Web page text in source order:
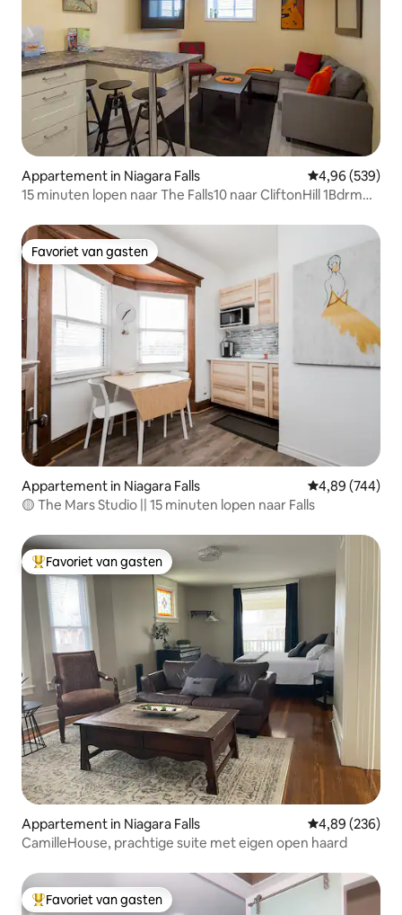
Appartement in Niagara Falls Gemiddelde
4,96 (539)
15 minuten lopen naar The Falls10 naar CliftonHill 1Bdrm
Favoriet van gasten
Favoriet van gasten
Appartement in Niagara Falls Gemiddelde
4,89 (744)
🟡 The Mars Studio || 15 minuten lopen naar Falls
Topfavoriet van gasten
Favoriet van gasten
Appartement in Niagara Falls Gemiddelde
4,89 (236)
CamilleHouse, prachtige suite met eigen open haard
Topfavoriet van gasten
Favoriet van gasten